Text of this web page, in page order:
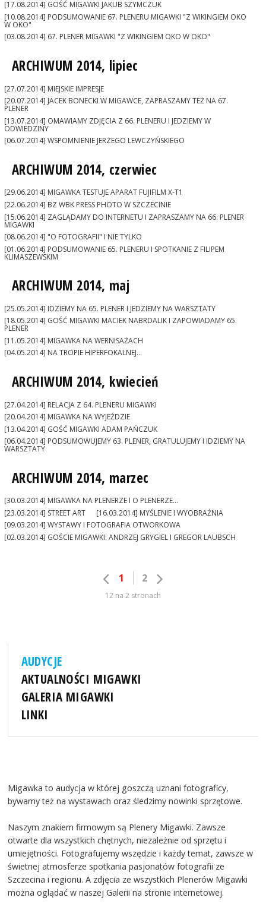
[17.08.2014] GOŚĆ MIGAWKI JAKUB SZYMCZUK
[10.08.2014] PODSUMOWANIE 67. PLENERU MIGAWKI "Z WIKINGIEM OKO
W OKO"
[03.08.2014] 67. PLENER MIGAWKI "Z WIKINGIEM OKO W OKO"
ARCHIWUM 2014, lipiec
[27.07.2014] MIEJSKIE IMPRESJE
[20.07.2014] JACEK BONECKI W MIGAWCE, ZAPRASZAMY TEŻ NA 67.
PLENER
[13.07.2014] OMAWIAMY ZDJĘCIA Z 66. PLENERU I JEDZIEMY W
ODWIEDZINY
[06.07.2014] WSPOMNIENIE JERZEGO LEWCZYŃSKIEGO
ARCHIWUM 2014, czerwiec
[29.06.2014] MIGAWKA TESTUJE APARAT FUJIFILM X-T1
[22.06.2014] BZ WBK PRESS PHOTO W SZCZECINIE
[15.06.2014] ZAGLĄDAMY DO INTERNETU I ZAPRASZAMY NA 66. PLENER
MIGAWKI
[08.06.2014] "O FOTOGRAFII" I NIE TYLKO
[01.06.2014] PODSUMOWANIE 65. PLENERU I SPOTKANIE Z FILIPEM
KLIMASZEWSKIM
ARCHIWUM 2014, maj
[25.05.2014] IDZIEMY NA 65. PLENER I JEDZIEMY NA WARSZTATY
[18.05.2014] GOŚĆ MIGAWKI MACIEK NABRDALIK I ZAPOWIADAMY 65.
PLENER
[11.05.2014] MIGAWKA NA WERNISAŻACH
[04.05.2014] NA TROPIE HIPERFOKALNEJ...
ARCHIWUM 2014, kwiecień
[27.04.2014] RELACJA Z 64. PLENERU MIGAWKI
[20.04.2014] MIGAWKA NA WYJEŹDZIE
[13.04.2014] GOŚĆ MIGAWKI ADAM PAŃCZUK
[06.04.2014] PODSUMOWUJEMY 63. PLENER, GRATULUJEMY I IDZIEMY NA
WARSZTATY
ARCHIWUM 2014, marzec
[30.03.2014] MIGAWKA NA PLENERZE I O PLENERZE...
[23.03.2014] STREET ART
[16.03.2014] MYŚLENIE I WYOBRAŹNIA
[09.03.2014] WYSTAWY I FOTOGRAFIA OTWORKOWA
[02.03.2014] GOŚCIE MIGAWKI: ANDRZEJ GRYGIEL I GREGOR LAUBSCH
1 2
12 na 2 stronach
AUDYCJE
AKTUALNOŚCI MIGAWKI
GALERIA MIGAWKI
LINKI
Migawka to audycja w której goszczą uznani fotograficy,
bywamy też na wystawach oraz śledzimy nowinki sprzętowe.
Naszym znakiem firmowym są Plenery Migawki. Zawsze
otwarte dla wszystkich chętnych, niezależnie od sprzętu i
umiejętności. Fotografujemy wszędzie i każdy temat, zawsze w
świetnej atmosferze spotkania pasjonatów fotografii ze
Szczecina i regionu. A zdjęcia ze wszystkich Plenerów Migawki
można oglądać w naszej Galerii na stronie internetowej.